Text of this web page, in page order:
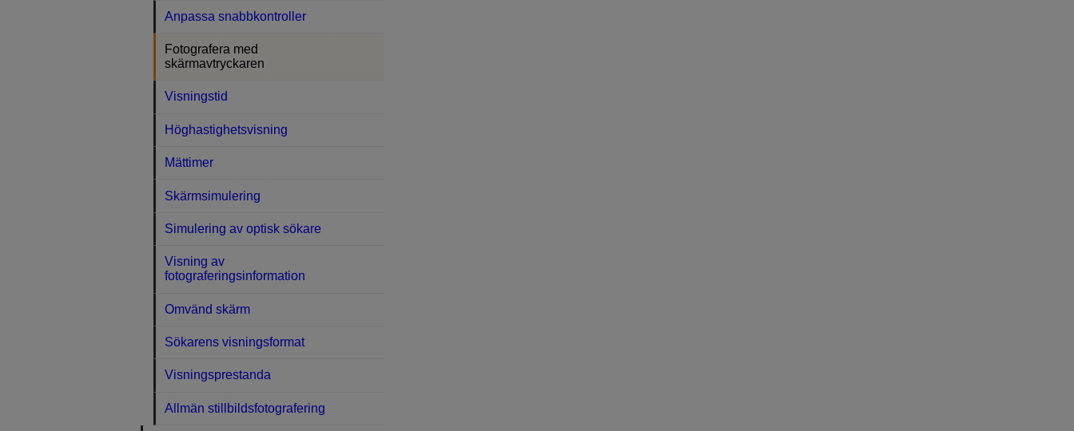
Anpassa snabbkontroller
Fotografera med
skärmavtryckaren
Visningstid
Höghastighetsvisning
Mättimer
Skärmsimulering
Simulering av optisk sökare
Visning av
fotograferingsinformation
Omvänd skärm
Sökarens visningsformat
Visningsprestanda
Allmän stillbildsfotografering